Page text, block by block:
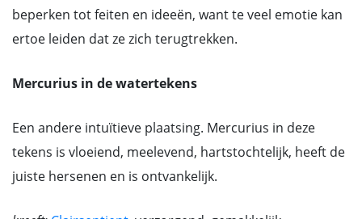
beperken tot feiten en ideeën, want te veel emotie kan
ertoe leiden dat ze zich terugtrekken.
Mercurius in de watertekens
Een andere intuïtieve plaatsing. Mercurius in deze
tekens is vloeiend, meelevend, hartstochtelijk, heeft de
juiste hersenen en is ontvankelijk.